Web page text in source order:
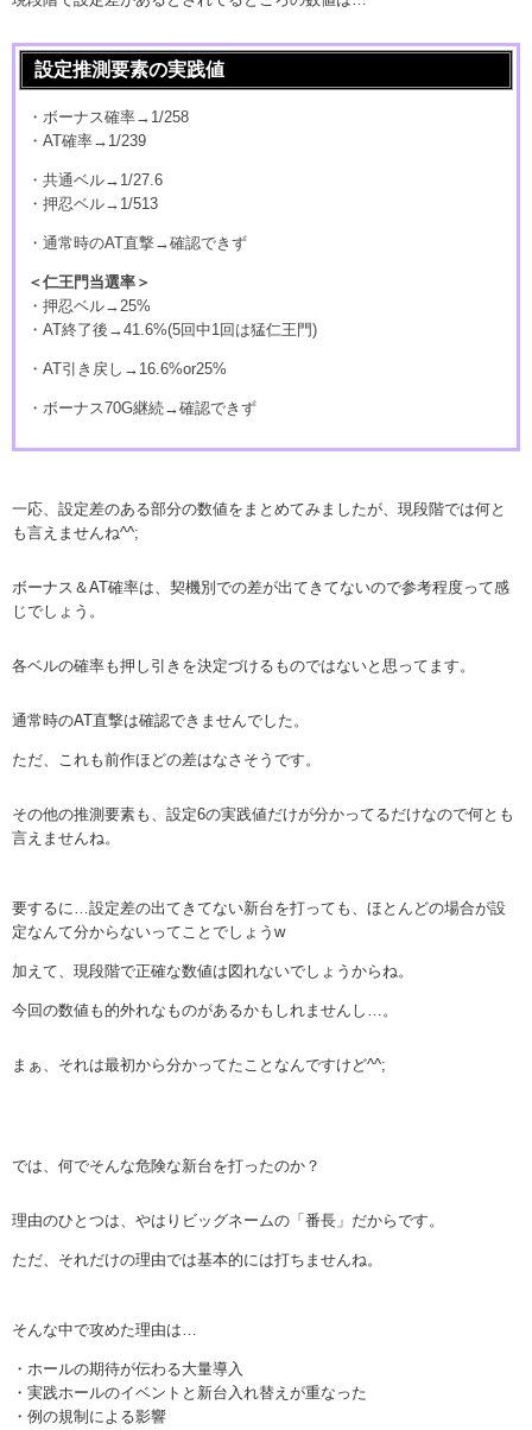
設定推測要素の実践値
・ボーナス確率→1/258
・AT確率→1/239
・共通ベル→1/27.6
・押忍ベル→1/513
・通常時のAT直撃→確認できず
＜仁王門当選率＞
・押忍ベル→25%
・AT終了後→41.6%(5回中1回は猛仁王門)
・AT引き戻し→16.6%or25%
・ボーナス70G継続→確認できず
一応、設定差のある部分の数値をまとめてみましたが、現段階では何と
も言えませんね^^;
ボーナス＆AT確率は、契機別での差が出てきてないので参考程度って感
じでしょう。
各ベルの確率も押し引きを決定づけるものではないと思ってます。
通常時のAT直撃は確認できませんでした。
ただ、これも前作ほどの差はなさそうです。
その他の推測要素も、設定6の実践値だけが分かってるだけなので何とも
言えませんね。
要するに…設定差の出てきてない新台を打っても、ほとんどの場合が設
定なんて分からないってことでしょうw
加えて、現段階で正確な数値は図れないでしょうからね。
今回の数値も的外れなものがあるかもしれませんし…。
まぁ、それは最初から分かってたことなんですけど^^;
では、何でそんな危険な新台を打ったのか？
理由のひとつは、やはりビッグネームの「番長」だからです。
ただ、それだけの理由では基本的には打ちませんね。
そんな中で攻めた理由は…
・ホールの期待が伝わる大量導入
・実践ホールのイベントと新台入れ替えが重なった
・例の規制による影響